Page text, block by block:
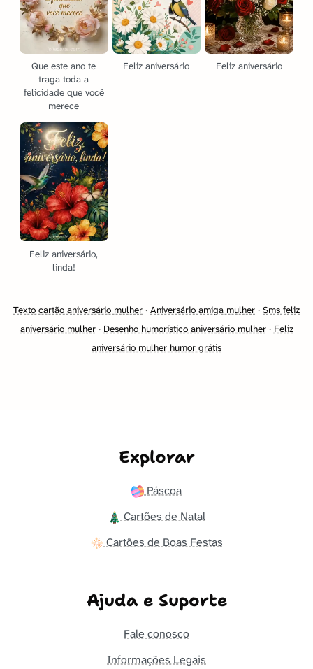
Que este ano te
traga toda a
felicidade que você
merece
Feliz aniversário Feliz aniversário
Feliz aniversário,
linda!
Texto cartão aniversário mulher · Aniversário amiga mulher · Sms feliz
aniversário mulher· Desenho humorístico aniversário mulher· Feliz
aniversário mulher humor grátis
Explorar
Páscoa
Cartões de Natal
Cartões de Boas Festas
Ajuda e Suporte
Fale conosco
Informações Legais